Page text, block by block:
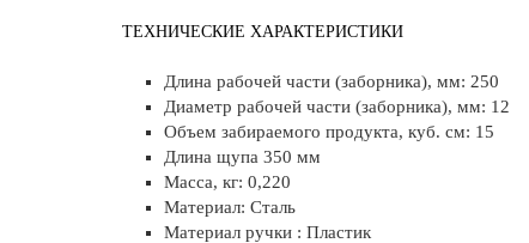
ТЕХНИЧЕСКИЕ ХАРАКТЕРИСТИКИ
Длина рабочей части (заборника), мм: 250
Диаметр рабочей части (заборника), мм: 12
Объем забираемого продукта, куб. см: 15
Длина щупа 350 мм
Масса, кг: 0,220
Материал: Сталь
Материал ручки : Пластик